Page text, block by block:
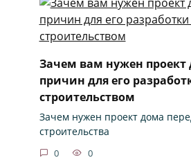
Зачем вам нужен проект
причин для его
строительством
Зачем нужен проект дома
строительства
0 0